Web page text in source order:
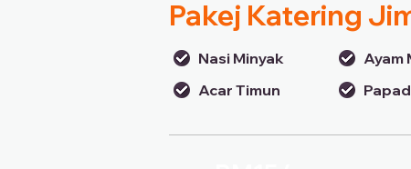
Pakej Katering
Nasi Minyak
Acar Timun
Ayam